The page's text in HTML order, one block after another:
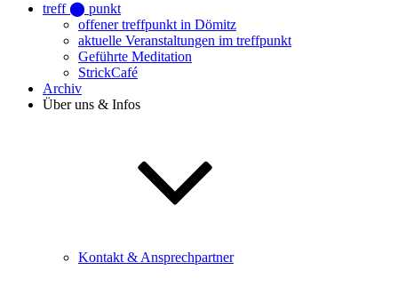
treff ⬤ punkt
offener treffpunkt in Dömitz
aktuelle Veranstaltungen im treffpunkt
Geführte Meditation
StrickCafé
Archiv
Über uns & Infos
Kontakt & Ansprechpartner